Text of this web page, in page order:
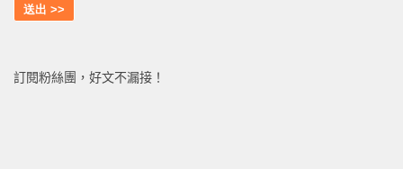
訂閱粉絲團，好文不漏接！